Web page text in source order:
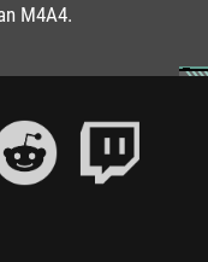
M4A4.